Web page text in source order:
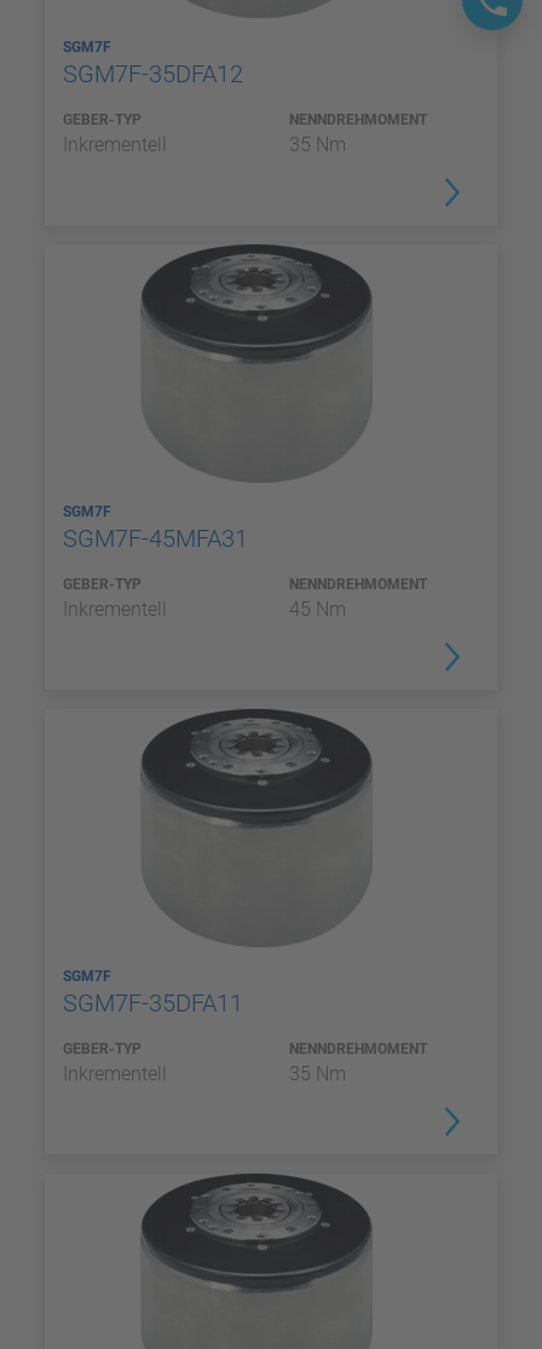
SGM7F
SGM7F-35DFA12
GEBER-TYP
Inkrementell
NENNDREHMOMENT
35 Nm
SGM7F
SGM7F-45MFA31
GEBER-TYP
Inkrementell
NENNDREHMOMENT
45 Nm
SGM7F
SGM7F-35DFA11
GEBER-TYP
Inkrementell
NENNDREHMOMENT
35 Nm